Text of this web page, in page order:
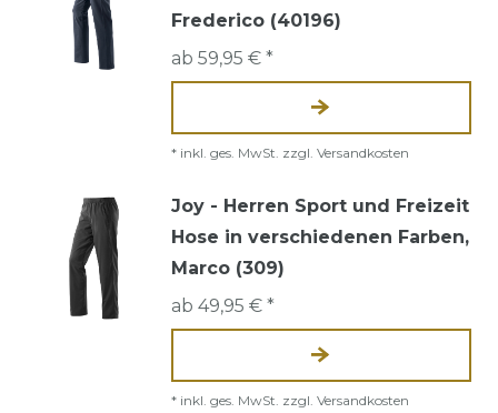
Frederico (40196)
ab 59,95 € *
* inkl. ges. MwSt. zzgl. Versandkosten
Joy - Herren Sport und Freizeit
Hose in verschiedenen Farben,
Marco (309)
ab 49,95 € *
* inkl. ges. MwSt. zzgl. Versandkosten